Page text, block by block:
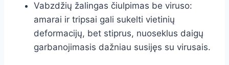
Vabzdžių žalingas čiulpimas be viruso:
amarai ir tripsai gali sukelti vietinių
deformacijų, bet stiprus, nuoseklus daigų
garbanojimasis dažniau susijęs su virusais.